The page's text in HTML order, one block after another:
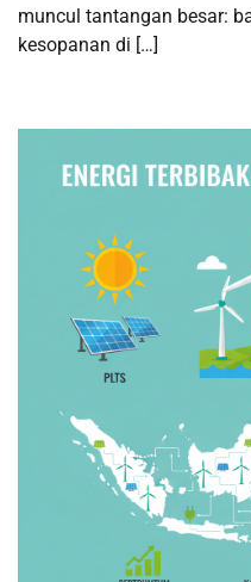
muncul tantangan besar:
kesopanan di […]